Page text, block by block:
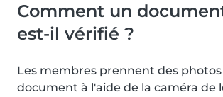
Comment un
est-il vérifié ?
Les membres prennent des
document à l'aide de la caméra de